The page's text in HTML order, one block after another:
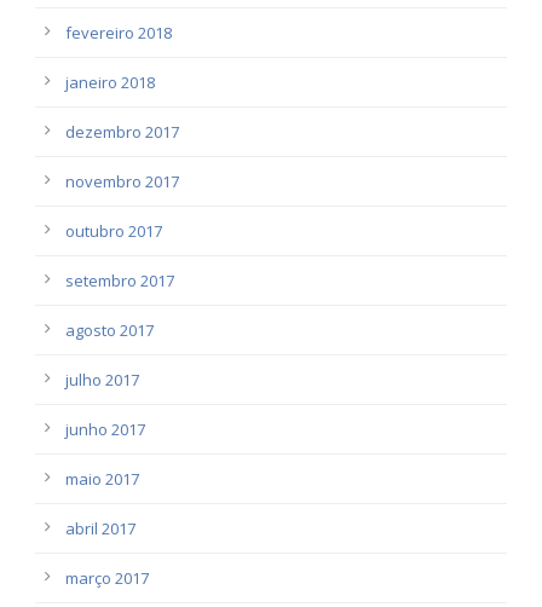
fevereiro 2018
janeiro 2018
dezembro 2017
novembro 2017
outubro 2017
setembro 2017
agosto 2017
julho 2017
junho 2017
maio 2017
abril 2017
março 2017